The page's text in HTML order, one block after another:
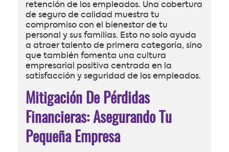
retención de los empleados. Una cobertura
de seguro de calidad muestra tu
compromiso con el bienestar de tu
personal y sus familias. Esto no solo ayuda
a atraer talento de primera categoría, sino
que también fomenta una cultura
empresarial positiva centrada en la
satisfacción y seguridad de los empleados.
Mitigación De Pérdidas
Financieras: Asegurando Tu
Pequeña Empresa